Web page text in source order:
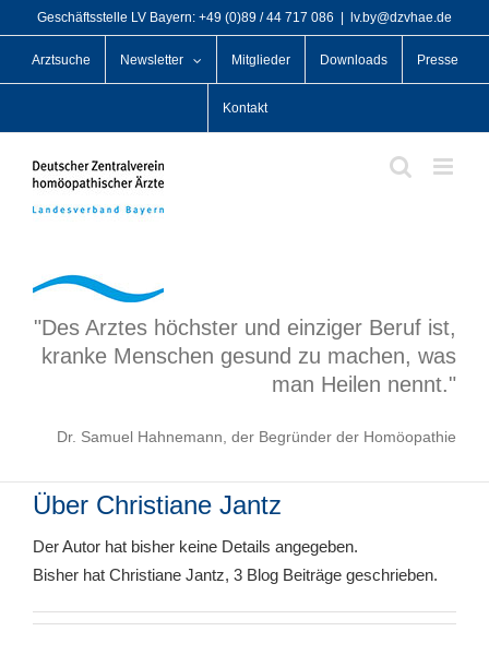
Inhalt
springen
Geschäftsstelle LV Bayern: +49 (0)89 / 44 717 086 lv.by@dzvhae.de
Arztsuche Newsletter Mitglieder Downloads Presse
Kontakt
"Des Arztes höchster und einziger Beruf ist,
kranke Menschen gesund zu machen, was
man Heilen nennt."
Dr. Samuel Hahnemann, der Begründer der Homöopathie
Über Christiane Jantz
Der Autor hat bisher keine Details angegeben.
Bisher hat Christiane Jantz, 3 Blog Beiträge geschrieben.